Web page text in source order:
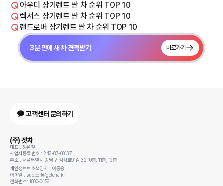
아우디 장기렌트 싼 차 순위 TOP 10
렉서스 장기렌트 싼 차 순위 TOP 10
랜드로버 장기렌트 싼 차 순위 TOP 10
3분 만에 새 차 견적받기 바로가기
고객센터 문의하기
(주) 겟차
대표 : 정유철
사업자등록번호 : 243-87-00137
주소 : 서울특별시 강남구 삼성로91길 32 10층, 11층, 12층
개인정보보호책임자 : 이동용
이메일 : support@getcha.kr
전화번호: 1800-0456